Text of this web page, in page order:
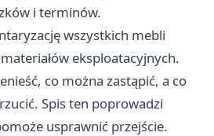
i terminów.
wszystkich mebli
eksploatacyjnych.
co można zastąpić, a co
Spis ten poprowadzi
usprawnić przejście.